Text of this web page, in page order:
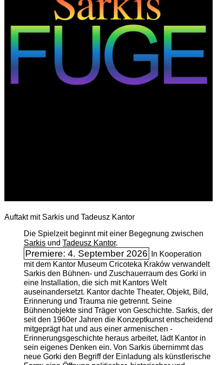
Auftakt mit Sarkis und Tadeusz Kantor
Die Spielzeit beginnt mit einer Begegnung zwischen
Sarkisund Tadeusz Kantor.
Premiere: 4. September 2026
In Kooperation
mit dem Kantor Museum Cricoteka Kraków verwandelt
Sarkis den Bühnen- und Zuschauerraum des Gorki in
eine Installation, die sich mit Kantors Welt
auseinandersetzt. Kantor dachte Theater, Objekt, Bild,
Erinnerung und Trauma nie getrennt. Seine
Bühnenobjekte sind Träger von Geschichte. Sarkis, der
seit den 1960er Jahren die Konzeptkunst entscheidend
mitgeprägt hat und aus einer armenischen ­
Erinnerungsgeschichte heraus arbeitet, lädt Kantor in
sein eigenes Denken ein. Von Sarkis übernimmt das
neue Gorki den Begriff der Einladung als künstlerische